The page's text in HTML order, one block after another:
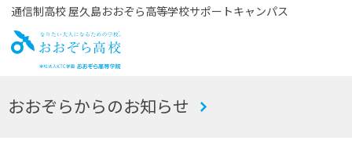
通信制高校 屋久島おおぞら高等学校サポートキャンパス
お
おおぞらからのお知らせ